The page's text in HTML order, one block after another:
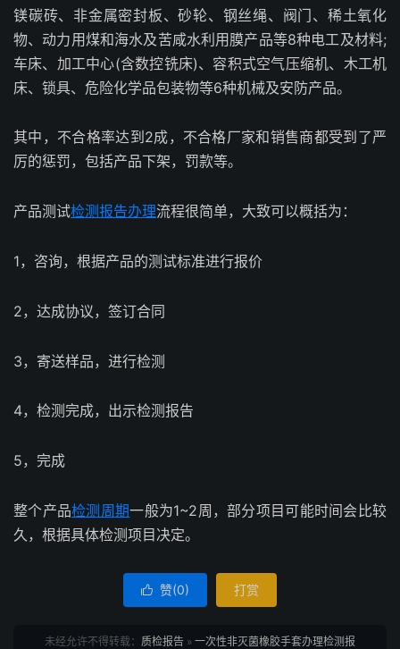
镁碳砖、非金属密封板、砂轮、钢丝绳、阀门、稀土氧化
物、动力用煤和海水及苦咸水利用膜产品等8种电工及材料;
车床、加工中心(含数控铣床)、容积式空气压缩机、木工机
床、锁具、危险化学品包装物等6种机械及安防产品。
其中，不合格率达到2成，不合格厂家和销售商都受到了严
厉的惩罚，包括产品下架，罚款等。
产品测试检测报告办理流程很简单，大致可以概括为：
1，咨询，根据产品的测试标准进行报价
2，达成协议，签订合同
3，寄送样品，进行检测
4，检测完成，出示检测报告
5，完成
整个产品检测周期一般为1~2周，部分项目可能时间会比较
久，根据具体检测项目决定。
 赞(0) 打赏
未经允许不得转载： 质检报告 » 一次性非灭菌橡胶手套办理检测报